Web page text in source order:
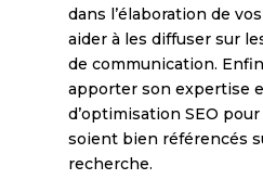
dans l’élaboration de
aider à les diffuser sur
de communication.
apporter son expertise
d’optimisation SEO
soient bien référencés
recherche.